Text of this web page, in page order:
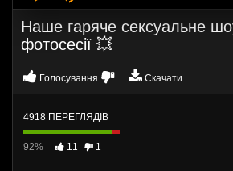
Наше гаряче сексуальне
фотосесії 💥
Голосування Скачати
4918 ПЕРЕГЛЯДІВ
92% 11 1